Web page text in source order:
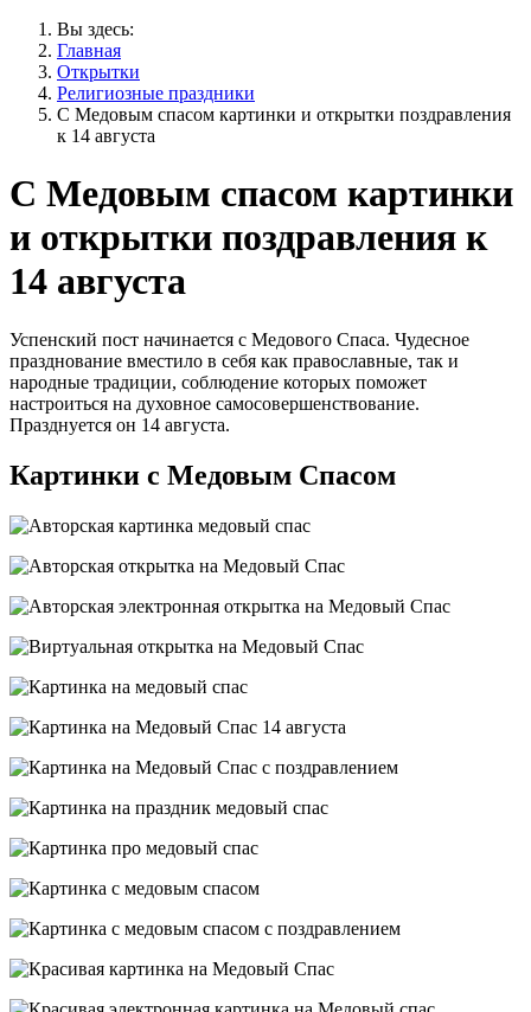
Вы здесь:
Главная
Открытки
Религиозные праздники
С Медовым спасом картинки и открытки поздравления
к 14 августа
С Медовым спасом картинки
и открытки поздравления к
14 августа
Успенский пост начинается с Медового Спаса. Чудесное
празднование вместило в себя как православные, так и
народные традиции, соблюдение которых поможет
настроиться на духовное самосовершенствование.
Празднуется он 14 августа.
Картинки с Медовым Спасом